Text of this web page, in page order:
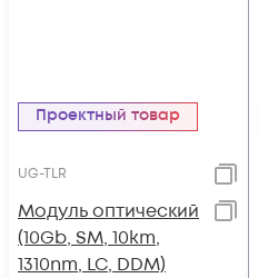
Проектный товар
UG-TLR
Модуль оптический
(10Gb, SM, 10km,
1310nm, LC, DDM)